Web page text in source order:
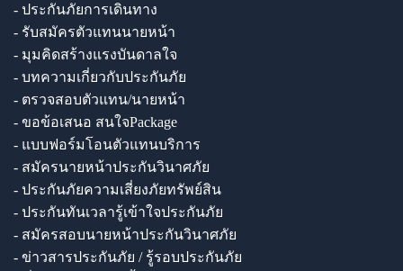
- ประกันภัยการเดินทาง
- รับสมัครตัวแทนนายหน้า
- มุมคิดสร้างแรงบันดาลใจ
- บทความเกี่ยวกับประกันภัย
- ตรวจสอบตัวแทน/นายหน้า
- ขอข้อเสนอ สนใจPackage
- แบบฟอร์มโอนตัวแทนบริการ
- สมัครนายหน้าประกันวินาศภัย
- ประกันภัยความเสี่ยงภัยทรัพย์สิน
- ประกันทันเวลารู้เข้าใจประกันภัย
- สมัครสอบนายหน้าประกันวินาศภัย
- ข่าวสารประกันภัย / รู้รอบประกันภัย